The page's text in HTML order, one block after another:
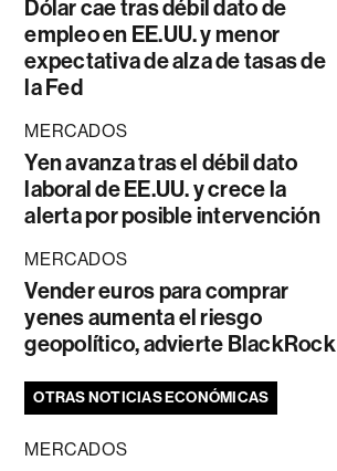
Dólar cae tras débil dato de
empleo en EE.UU. y menor
expectativa de alza de tasas de
la Fed
MERCADOS
Yen avanza tras el débil dato
laboral de EE.UU. y crece la
alerta por posible intervención
MERCADOS
Vender euros para comprar
yenes aumenta el riesgo
geopolítico, advierte BlackRock
OTRAS NOTICIAS ECONÓMICAS
MERCADOS